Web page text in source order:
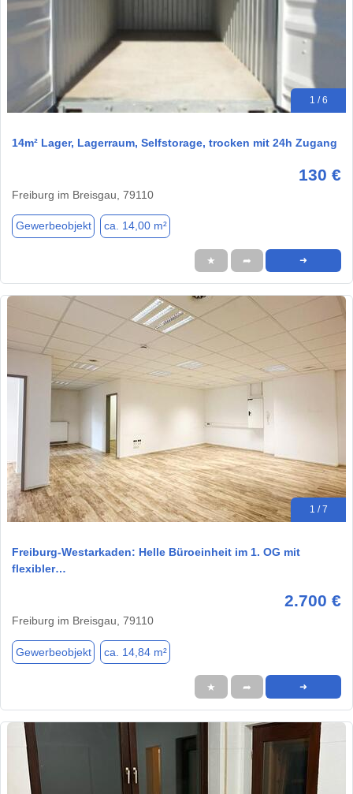
1 / 6
14m² Lager, Lagerraum, Selfstorage, trocken mit 24h Zugang
130 €
Freiburg im Breisgau, 79110
Gewerbeobjekt ca. 14,00 m²
★ ➦ ➜
1 / 7
Freiburg-Westarkaden: Helle Büroeinheit im 1. OG mit
flexibler…
2.700 €
Freiburg im Breisgau, 79110
Gewerbeobjekt ca. 14,84 m²
★ ➦ ➜